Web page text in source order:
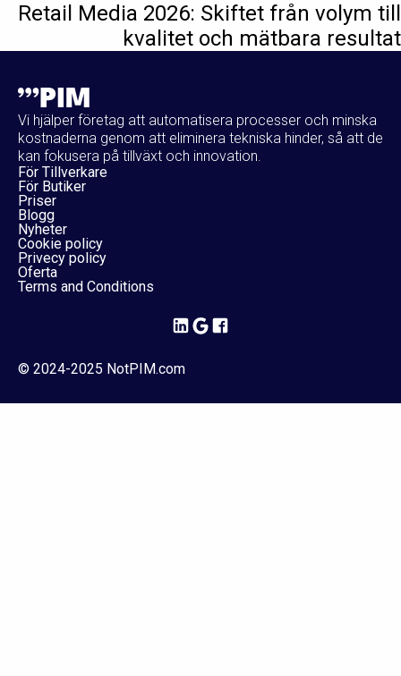
Retail Media 2026: Skiftet från volym till
kvalitet och mätbara resultat
Vi hjälper företag att automatisera processer och minska
kostnaderna genom att eliminera tekniska hinder, så att de
kan fokusera på tillväxt och innovation.
För Tillverkare
För Butiker
Priser
Blogg
Nyheter
Cookie policy
Privecy policy
Oferta
Terms and Conditions
© 2024-2025 NotPIM.com